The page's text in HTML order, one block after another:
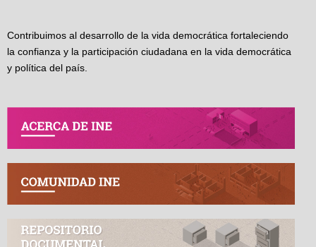
Contribuimos al desarrollo de la vida democrática fortaleciendo
la confianza y la participación ciudadana en la vida democrática
y política del país.